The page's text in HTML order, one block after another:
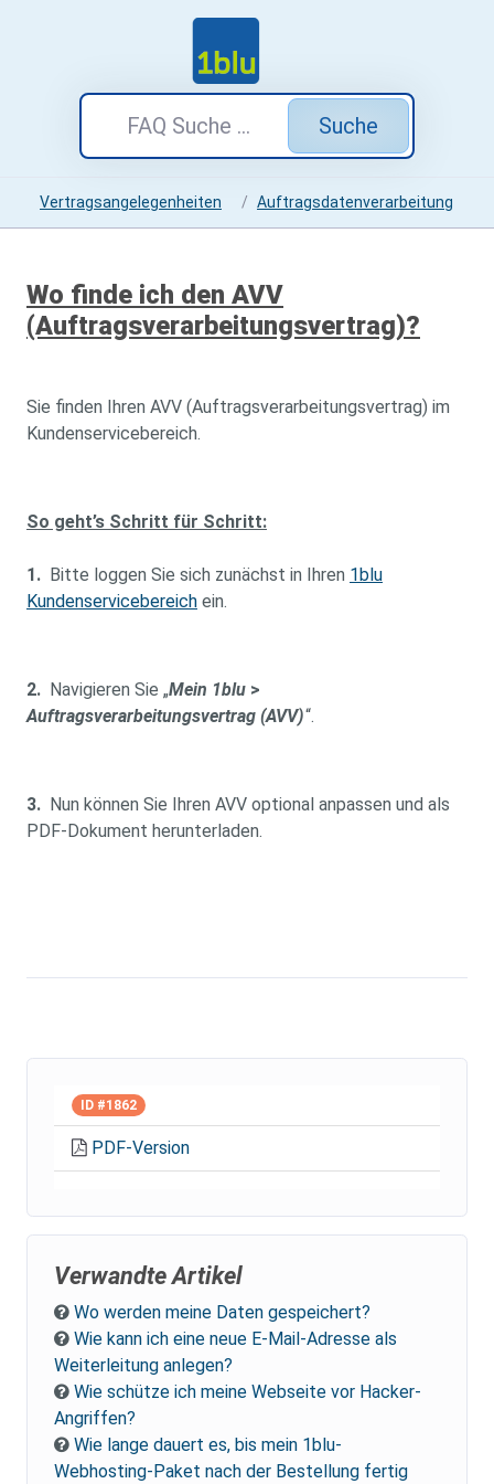
Suche
Vertragsangelegenheiten Auftragsdatenverarbeitung
Wo finde ich den AVV
(Auftragsverarbeitungsvertrag)?
Sie finden Ihren AVV (Auftragsverarbeitungsvertrag) im
Kundenservicebereich.
So geht’s Schritt für Schritt:
1. Bitte loggen Sie sich zunächst in Ihren 1blu
Kundenservicebereich ein.
2. Navigieren Sie „Mein 1blu >
Auftragsverarbeitungsvertrag (AVV)“.
3. Nun können Sie Ihren AVV optional anpassen und als
PDF-Dokument herunterladen.
ID #1862
PDF-Version
Verwandte Artikel
Wo werden meine Daten gespeichert?
Wie kann ich eine neue E-Mail-Adresse als
Weiterleitung anlegen?
Wie schütze ich meine Webseite vor Hacker-
Angriffen?
Wie lange dauert es, bis mein 1blu-
Webhosting-Paket nach der Bestellung fertig